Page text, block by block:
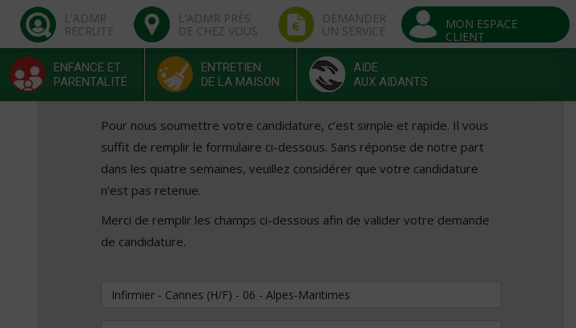
L'ADMR
RECRUTE
L'ADMR PRÈS
DE CHEZ VOUS
DEMANDER
UN SERVICE
MON ESPACE
CLIENT
ENFANCE ET
PARENTALITÉ
ENTRETIEN
DE LA MAISON
AIDE
AUX AIDANTS
Pour nous soumettre votre candidature, c’est simple et rapide. Il vous
suffit de remplir le formulaire ci-dessous. Sans réponse de notre part
dans les quatre semaines, veuillez considérer que votre candidature
n’est pas retenue.
Merci de remplir les champs ci-dessous afin de valider votre demande
de candidature.
Vous souhaitez postuler au poste de